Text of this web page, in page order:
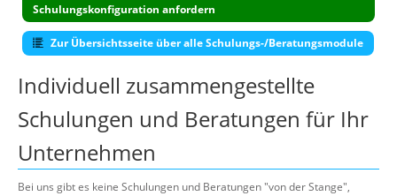
Schulungskonfiguration anfordern
Zur Übersichtsseite über alle Schulungs-/Beratungsmodule
Individuell zusammengestellte
Schulungen und Beratungen für Ihr
Unternehmen
Bei uns gibt es keine Schulungen und Beratungen "von der Stange",